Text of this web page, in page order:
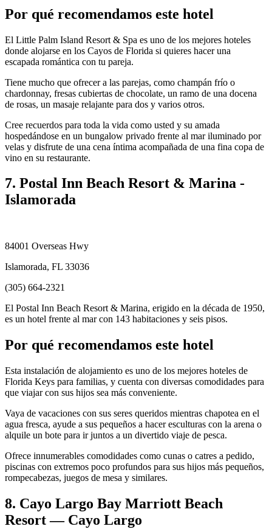
Por qué recomendamos este hotel
El Little Palm Island Resort & Spa es uno de los mejores hoteles
donde alojarse en los Cayos de Florida si quieres hacer una
escapada romántica con tu pareja.
Tiene mucho que ofrecer a las parejas, como champán frío o
chardonnay, fresas cubiertas de chocolate, un ramo de una docena
de rosas, un masaje relajante para dos y varios otros.
Cree recuerdos para toda la vida como usted y su amada
hospedándose en un bungalow privado frente al mar iluminado por
velas y disfrute de una cena íntima acompañada de una fina copa de
vino en su restaurante.
7. Postal Inn Beach Resort & Marina -
Islamorada
84001 Overseas Hwy
Islamorada, FL 33036
(305) 664-2321
El Postal Inn Beach Resort & Marina, erigido en la década de 1950,
es un hotel frente al mar con 143 habitaciones y seis pisos.
Por qué recomendamos este hotel
Esta instalación de alojamiento es uno de los mejores hoteles de
Florida Keys para familias, y cuenta con diversas comodidades para
que viajar con sus hijos sea más conveniente.
Vaya de vacaciones con sus seres queridos mientras chapotea en el
agua fresca, ayude a sus pequeños a hacer esculturas con la arena o
alquile un bote para ir juntos a un divertido viaje de pesca.
Ofrece innumerables comodidades como cunas o catres a pedido,
piscinas con extremos poco profundos para sus hijos más pequeños,
rompecabezas, juegos de mesa y similares.
8. Cayo Largo Bay Marriott Beach
Resort — Cayo Largo